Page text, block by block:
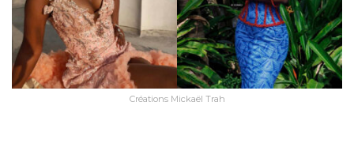
Créations Mickaël Trah